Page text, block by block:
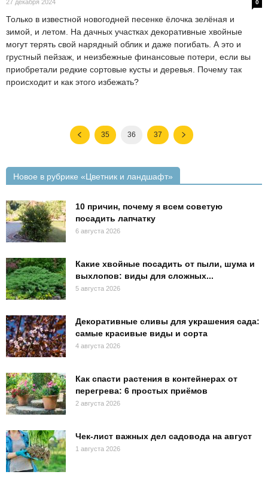
27 декабря 2024 0
Только в известной новогодней песенке ёлочка зелёная и
зимой, и летом. На дачных участках декоративные хвойные
могут терять свой нарядный облик и даже погибать. А это и
грустный пейзаж, и неизбежные финансовые потери, если вы
приобретали редкие сортовые кусты и деревья. Почему так
происходит и как этого избежать?
35 36 37
Новое в рубрике «Цветник и ландшафт»
10 причин, почему я всем советую
посадить лапчатку
6 августа 2026
Какие хвойные посадить от пыли, шума и
выхлопов: виды для сложных...
5 августа 2026
Декоративные сливы для украшения сада:
самые красивые виды и сорта
4 августа 2026
Как спасти растения в контейнерах от
перегрева: 6 простых приёмов
2 августа 2026
Чек-лист важных дел садовода на август
1 августа 2026